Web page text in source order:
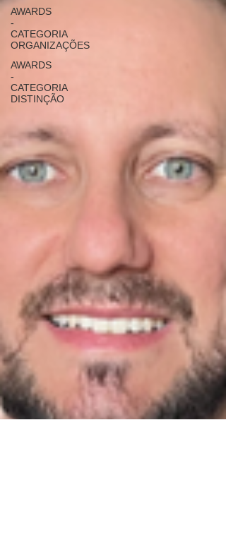
AWARDS
-
CATEGORIA
ORGANIZAÇÕES
AWARDS
-
CATEGORIA
DISTINÇÃO